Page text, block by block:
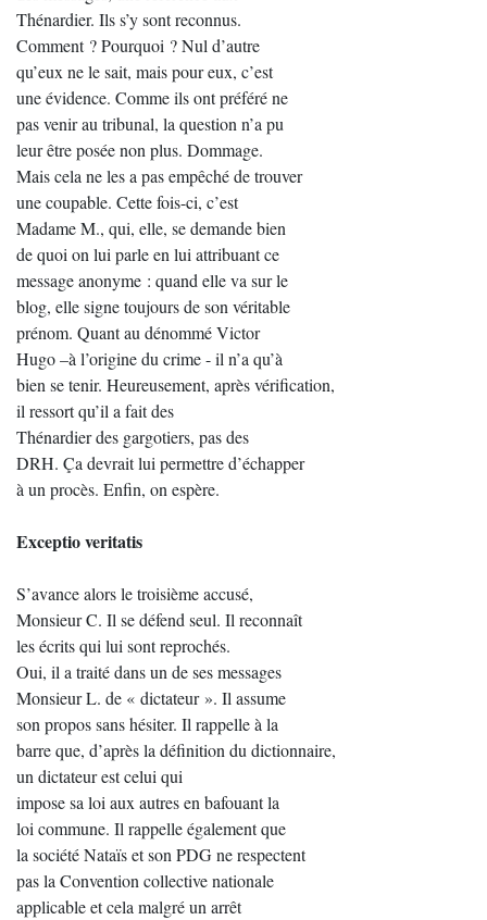
Thénardier. Ils s’y sont reconnus.
Comment ? Pourquoi ? Nul d’autre
qu’eux ne le sait, mais pour eux, c’est
une évidence. Comme ils ont préféré ne
pas venir au tribunal, la question n’a pu
leur être posée non plus. Dommage.
Mais cela ne les a pas empêché de trouver
une coupable. Cette fois-ci, c’est
Madame M., qui, elle, se demande bien
de quoi on lui parle en lui attribuant ce
message anonyme : quand elle va sur le
blog, elle signe toujours de son véritable
prénom. Quant au dénommé Victor
Hugo –à l’origine du crime - il n’a qu’à
bien se tenir. Heureusement, après vérification,
il ressort qu’il a fait des
Thénardier des gargotiers, pas des
DRH. Ça devrait lui permettre d’échapper
à un procès. Enfin, on espère.
Exceptio veritatis
S’avance alors le troisième accusé,
Monsieur C. Il se défend seul. Il reconnaît
les écrits qui lui sont reprochés.
Oui, il a traité dans un de ses messages
Monsieur L. de « dictateur ». Il assume
son propos sans hésiter. Il rappelle à la
barre que, d’après la définition du dictionnaire,
un dictateur est celui qui
impose sa loi aux autres en bafouant la
loi commune. Il rappelle également que
la société Nataïs et son PDG ne respectent
pas la Convention collective nationale
applicable et cela malgré un arrêt